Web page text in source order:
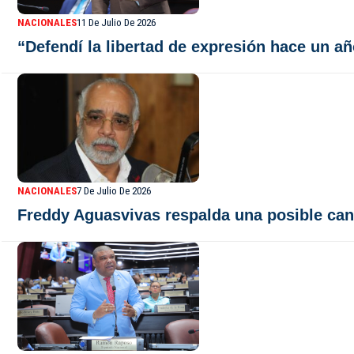
NACIONALES11 De Julio De 2026
“Defendí la libertad de expresión hace un
NACIONALES7 De Julio De 2026
Freddy Aguasvivas respalda una posible